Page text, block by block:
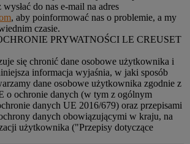
do nas e-mail na adres
, aby poinformować nas o problemie, a my
czasie.
PRYWATNOŚCI LE CREUSET
się chronić dane osobowe użytkownika i
informacja wyjaśnia, w jaki sposób
dane osobowe użytkownika zgodnie z
o ochronie danych (w tym z ogólnym
danych UE 2016/679) oraz przepisami
danych obowiązującymi w kraju, na
użytkownika ("Przepisy dotyczące